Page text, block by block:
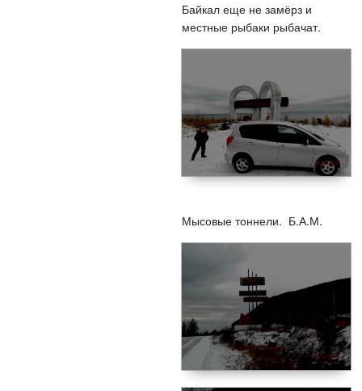
Байкал еще не замёрз и
местные рыбаки рыбачат.
Мысовые тоннели. Б.А.М.